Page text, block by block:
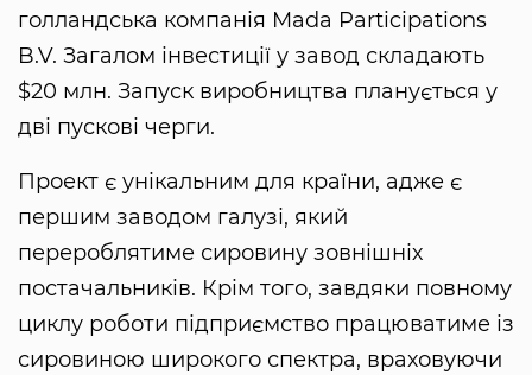
голландська компанія Mada Participations
B.V. Загалом інвестиції у завод складають
$20 млн. Запуск виробництва планується у
дві пускові черги.
Проект є унікальним для країни, адже є
першим заводом галузі, який
перероблятиме сировину зовнішніх
постачальників. Крім того, завдяки повному
циклу роботи підприємство працюватиме із
сировиною широкого спектра, враховуючи